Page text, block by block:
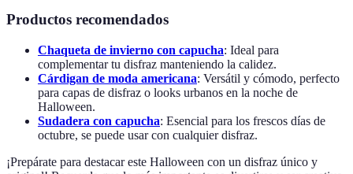
Productos recomendados
Chaqueta de invierno con capucha: Ideal para
complementar tu disfraz manteniendo la calidez.
Cárdigan de moda americana: Versátil y cómodo, perfecto
para capas de disfraz o looks urbanos en la noche de
Halloween.
Sudadera con capucha: Esencial para los frescos días de
octubre, se puede usar con cualquier disfraz.
¡Prepárate para destacar este Halloween con un disfraz único y